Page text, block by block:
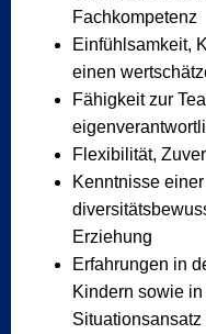
Fachkompetenz
Einfühlsamkeit,
einen
Fähigkeit zur
Flexibilität,
Kenntnisse
Erziehung
Erfahrungen in
Kindern sowie
Situationsansatz